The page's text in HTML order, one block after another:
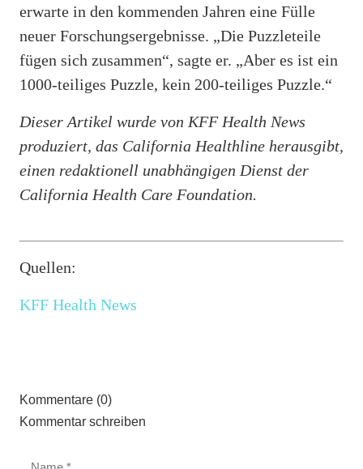
erwarte in den kommenden Jahren eine Fülle
neuer Forschungsergebnisse. „Die Puzzleteile
fügen sich zusammen“, sagte er. „Aber es ist ein
1000-teiliges Puzzle, kein 200-teiliges Puzzle.“
Dieser Artikel wurde von KFF Health News
produziert, das California Healthline herausgibt,
einen redaktionell unabhängigen Dienst der
California Health Care Foundation.
Quellen:
KFF Health News
Kommentare (0)
Kommentar schreiben